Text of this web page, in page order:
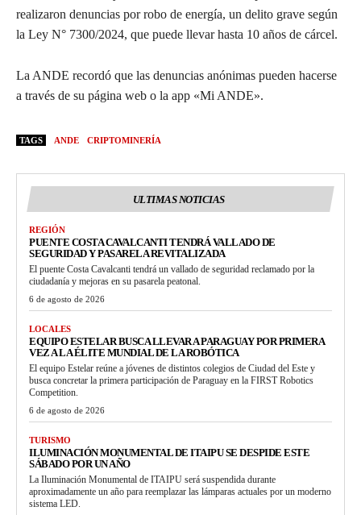
realizaron denuncias por robo de energía, un delito grave según
la Ley N° 7300/2024, que puede llevar hasta 10 años de cárcel.
La ANDE recordó que las denuncias anónimas pueden hacerse
a través de su página web o la app «Mi ANDE».
TAGS ANDE CRIPTOMINERÍA
ULTIMAS NOTICIAS
REGIÓN
PUENTE COSTA CAVALCANTI TENDRÁ VALLADO DE
SEGURIDAD Y PASARELA REVITALIZADA
El puente Costa Cavalcanti tendrá un vallado de seguridad reclamado por la
ciudadanía y mejoras en su pasarela peatonal.
6 de agosto de 2026
LOCALES
EQUIPO ESTELAR BUSCA LLEVAR A PARAGUAY POR PRIMERA
VEZ A LA ÉLITE MUNDIAL DE LA ROBÓTICA
El equipo Estelar reúne a jóvenes de distintos colegios de Ciudad del Este y
busca concretar la primera participación de Paraguay en la FIRST Robotics
Competition.
6 de agosto de 2026
TURISMO
ILUMINACIÓN MONUMENTAL DE ITAIPU SE DESPIDE ESTE
SÁBADO POR UN AÑO
La Iluminación Monumental de ITAIPU será suspendida durante
aproximadamente un año para reemplazar las lámparas actuales por un moderno
sistema LED.